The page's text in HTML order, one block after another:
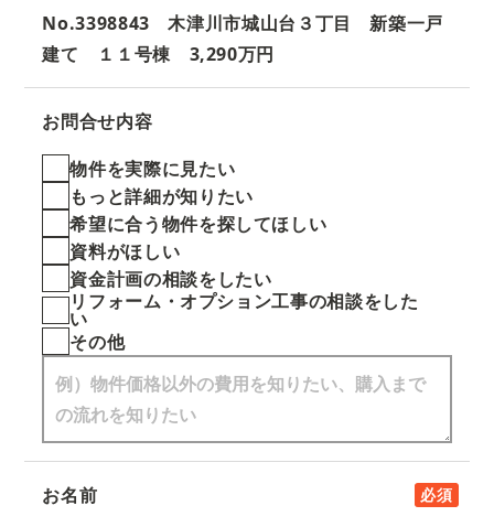
No.3398843 木津川市城山台３丁目 新築一戸
建て １１号棟 3,290万円
お問合せ内容
物件を実際に見たい
もっと詳細が知りたい
希望に合う物件を探してほしい
資料がほしい
資金計画の相談をしたい
リフォーム・オプション工事の相談をした
い
その他
お名前 必須